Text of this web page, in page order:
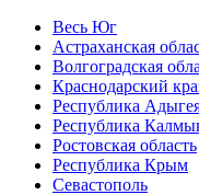
Весь Юг
Астраханская
Волгоградская
Краснодарский
Республика
Республика
Ростовская область
Республика Крым
Севастополь